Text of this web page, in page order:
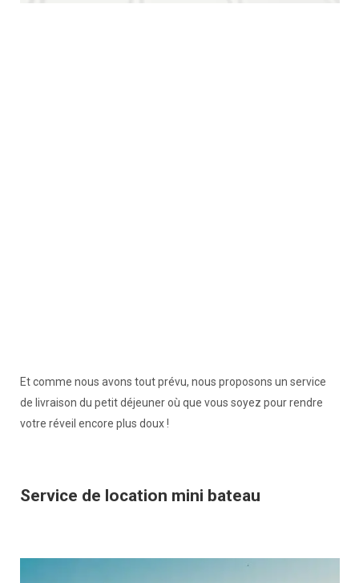
Et comme nous avons tout prévu, nous proposons un service
de livraison du petit déjeuner où que vous soyez pour rendre
votre réveil encore plus doux !
Service de location mini bateau